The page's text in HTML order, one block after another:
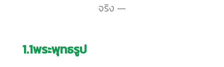
จริง
1.1พระพุทธรูป